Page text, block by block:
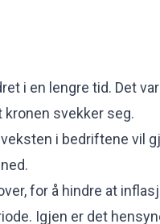
i en lengre tid. Det
kronen svekker seg.
i bedriftene vil
for å hindre at
Igjen er det